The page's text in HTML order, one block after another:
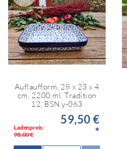
Auflaufform, 28 x 23 x 4
cm, 2200 ml, Tradition
12, BSN y-063
Ladenpreis:
98,00 €
59,50 €
*